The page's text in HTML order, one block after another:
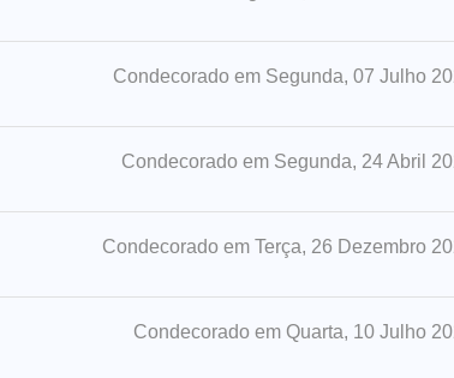
Condecorado em Segunda, 07 Julho
Condecorado em Segunda, 24 Abril
Condecorado em Terça, 26 Dezembro
Condecorado em Quarta, 10 Julho